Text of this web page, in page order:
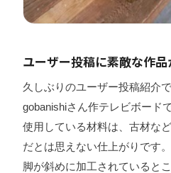
ユーザー投稿に素敵な作品
久しぶりのユーザー投稿紹介で
gobanishiさん作テレビボード
使用している材料は、古材な
だとは思えない仕上がりです。
脚が斜めに加工されていると